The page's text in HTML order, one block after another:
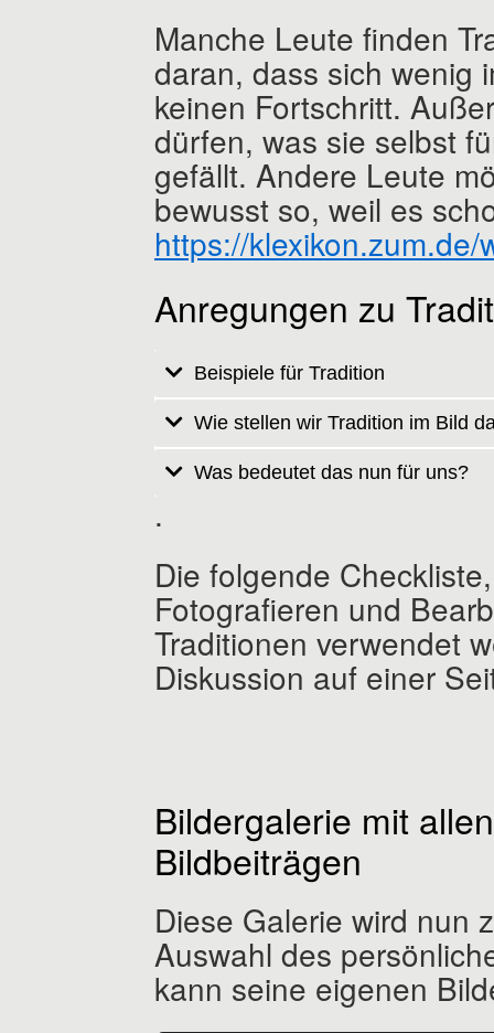
Manche Leute finden
daran, dass sich wenig
keinen Fortschritt.
dürfen, was sie selbst
gefällt. Andere Leute
bewusst so, weil es
https://klexikon.zum.de/
Anregungen zu
Beispiele für Tradition
Wie stellen wir Tradition im Bild
Was bedeutet das nun für uns?
.
Die folgende
Fotografieren und
Traditionen verwendet
Diskussion auf einer
Bildergalerie mit
Bildbeiträgen
Diese Galerie wird nun
Auswahl des
kann seine eigenen